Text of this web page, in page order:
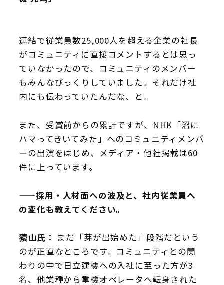
連結で従業員数25,000人を超える企業の社長
がコミュニティに直接コメントするとは思っ
ていなかったので、コミュニティのメンバー
もみんなびっくりしていました。それだけ社
内にも伝わっていたんだな、と。
また、受賞前からの累計ですが、NHK「沼に
ハマってきいてみた」へのコミュニティメンバ
ーの出演をはじめ、メディア・他社掲載は60
件に上っています。
——採用・人材面への波及と、社内従業員へ
の変化も教えてください。
猿山氏：
まだ「芽が出始めた」段階だという
のが正直なところです。コミュニティとの関
わりの中で日立建機への入社に至った方が3
名、他業種から重機オペレータへ転身された